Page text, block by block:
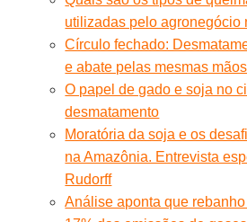
utilizadas pelo agronegócio
Círculo fechado:
e abate pelas mesmas mãos
O papel de gado e soja no
desmatamento
Moratória da soja e os
na Amazônia. Entrevista
Rudorff
Análise aponta que